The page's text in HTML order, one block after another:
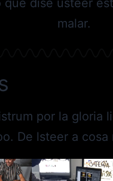
qué dise usteer
malar.
por la gloria
De lsteer a cosa